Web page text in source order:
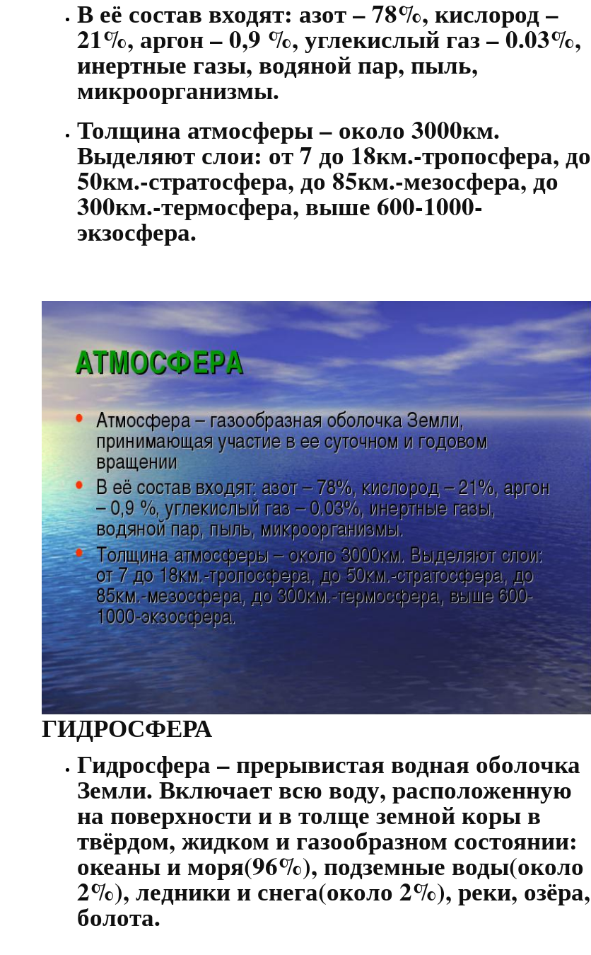
В её состав входят: азот – 78%, кислород –
21%, аргон – 0,9 %, углекислый газ – 0.03%,
инертные газы, водяной пар, пыль,
микроорганизмы.
Толщина атмосферы – около 3000км.
Выделяют слои: от 7 до 18км.-тропосфера, до
50км.-стратосфера, до 85км.-мезосфера, до
300км.-термосфера, выше 600-1000-
экзосфера.
ГИДРОСФЕРА
Гидросфера – прерывистая водная оболочка
Земли. Включает всю воду, расположенную
на поверхности и в толще земной коры в
твёрдом, жидком и газообразном состоянии:
океаны и моря(96%), подземные воды(около
2%), ледники и снега(около 2%), реки, озёра,
болота.